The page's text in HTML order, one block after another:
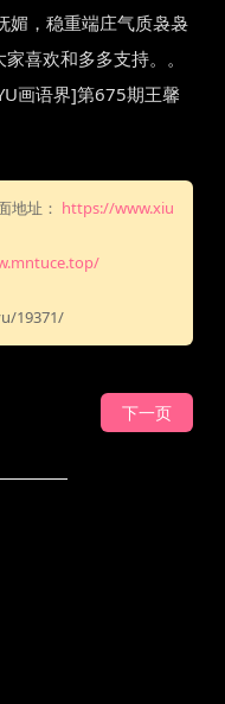
媚，稳重端庄气质袅袅
喜欢和多多支持。。
画语界]第675期王馨
地址： https://www.xiu
19371/
下一页